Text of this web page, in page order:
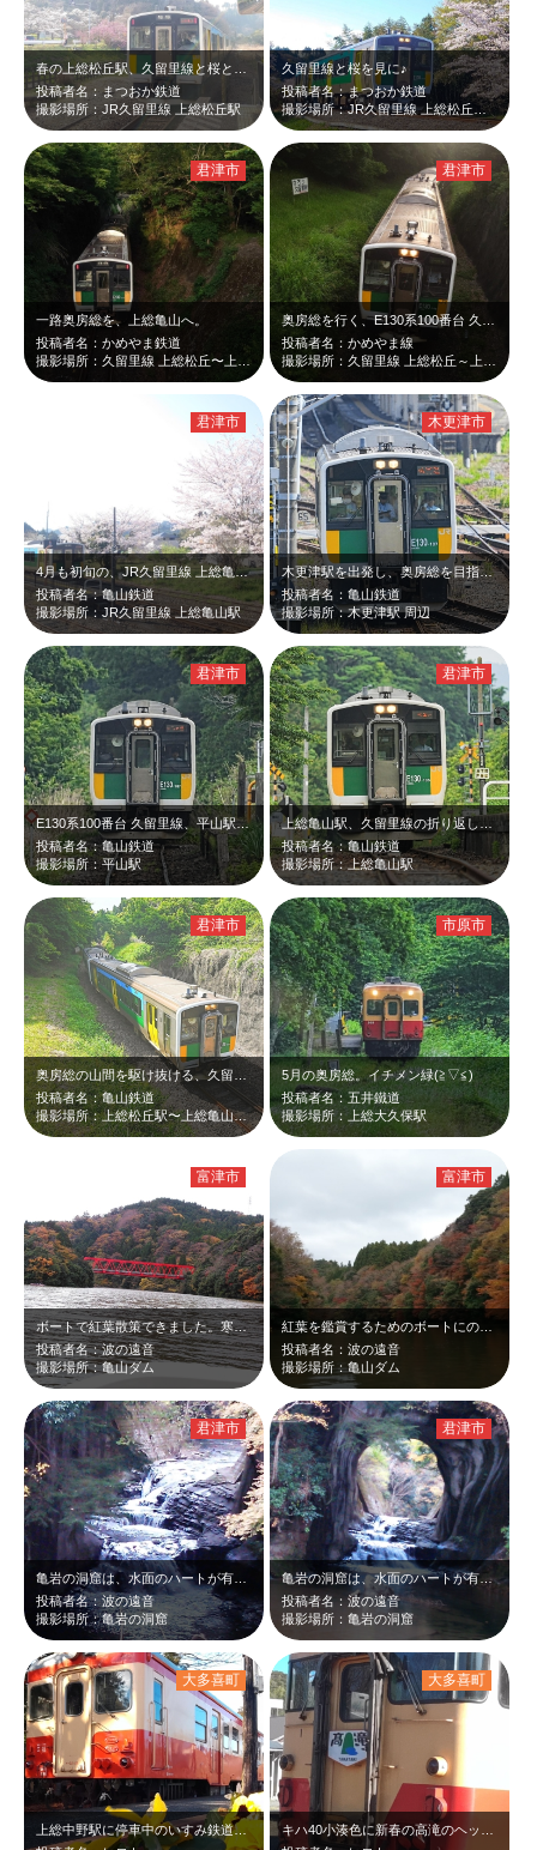
投稿者名：まつおか鉄道
撮影場所：JR久留里線 上総松丘駅
久留里線と桜を見に♪
投稿者名：まつおか鉄道
撮影場所：JR久留里線 上総松丘〜平山 間
一路奥房総を、上総亀山へ。
投稿者名：かめやま鉄道
君津市
投稿者名：かめやま線
君津市
4月も初旬の、JR久留里線 上総亀山駅。
投稿者名：亀山鉄道
撮影場所：JR久留里線 上総亀山駅
君津市
木更津駅を出発し、奥房総を目指す久留里線。
投稿者名：亀山鉄道
撮影場所：木更津駅 周辺
木更津市
E130系100番台 久留里線、平山駅到着。
投稿者名：亀山鉄道
撮影場所：平山駅
君津市
投稿者名：亀山鉄道
撮影場所：上総亀山駅
君津市
投稿者名：亀山鉄道
撮影場所：上総松丘駅〜上総亀山駅 間
君津市
5月の奥房総。イチメン緑(⁠≧⁠▽⁠≦⁠)
投稿者名：五井鐵道
撮影場所：上総大久保駅
市原市
ボートで紅葉散策できました。寒くてもコタツのついたボートで散策できました。冷え…
投稿者名：波の遠音
撮影場所：亀山ダム
富津市
紅葉を鑑賞するためのボートにのって散策できました。コタツのついたボートもあり、…
投稿者名：波の遠音
撮影場所：亀山ダム
富津市
亀岩の洞窟は、水面のハートが有名であるが、洞穴の中を、美しい姿で、滝が流れてい…
投稿者名：波の遠音
撮影場所：亀岩の洞窟
君津市
亀岩の洞窟は、水面のハートが有名であるが、本当のすばらしさは、洞穴が亀の甲羅の…
投稿者名：波の遠音
撮影場所：亀岩の洞窟
君津市
上総中野駅に停車中のいすみ鉄道。新春の陽射しを受け、出発待つキハ52に黄色いパ…
大多喜町 大多喜町